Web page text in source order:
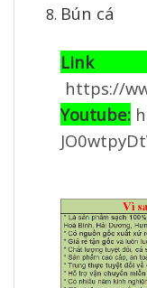
Bún cá
https://
Youtube: